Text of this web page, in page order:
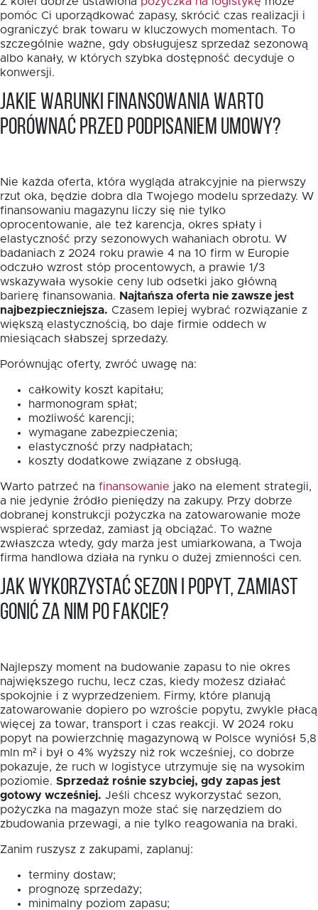
pomóc Ci uporządkować zapasy, skrócić czas realizacji i
ograniczyć brak towaru w kluczowych momentach. To
szczególnie ważne, gdy obsługujesz sprzedaż sezonową
albo kanały, w których szybka dostępność decyduje o
konwersji.
Jakie warunki finansowania warto
porównać przed podpisaniem umowy?
Nie każda oferta, która wygląda atrakcyjnie na pierwszy
rzut oka, będzie dobra dla Twojego modelu sprzedaży. W
finansowaniu magazynu liczy się nie tylko
oprocentowanie, ale też karencja, okres spłaty i
elastyczność przy sezonowych wahaniach obrotu. W
badaniach z 2024 roku prawie 4 na 10 firm w Europie
odczuło wzrost stóp procentowych, a prawie 1/3
wskazywała wysokie ceny lub odsetki jako główną
barierę finansowania. Najtańsza oferta nie zawsze jest
najbezpieczniejsza. Czasem lepiej wybrać rozwiązanie z
większą elastycznością, bo daje firmie oddech w
miesiącach słabszej sprzedaży.
Porównując oferty, zwróć uwagę na:
całkowity koszt kapitału;
harmonogram spłat;
możliwość karencji;
wymagane zabezpieczenia;
elastyczność przy nadpłatach;
koszty dodatkowe związane z obsługą.
Warto patrzeć na finansowanie jako na element strategii,
a nie jedynie źródło pieniędzy na zakupy. Przy dobrze
dobranej konstrukcji pożyczka na zatowarowanie może
wspierać sprzedaż, zamiast ją obciążać. To ważne
zwłaszcza wtedy, gdy marża jest umiarkowana, a Twoja
firma handlowa działa na rynku o dużej zmienności cen.
Jak wykorzystać sezon i popyt, zamiast
gonić za nim po fakcie?
Najlepszy moment na budowanie zapasu to nie okres
największego ruchu, lecz czas, kiedy możesz działać
spokojnie i z wyprzedzeniem. Firmy, które planują
zatowarowanie dopiero po wzroście popytu, zwykle płacą
więcej za towar, transport i czas reakcji. W 2024 roku
popyt na powierzchnię magazynową w Polsce wyniósł 5,8
mln m² i był o 4% wyższy niż rok wcześniej, co dobrze
pokazuje, że ruch w logistyce utrzymuje się na wysokim
poziomie. Sprzedaż rośnie szybciej, gdy zapas jest
gotowy wcześniej. Jeśli chcesz wykorzystać sezon,
pożyczka na magazyn może stać się narzędziem do
zbudowania przewagi, a nie tylko reagowania na braki.
Zanim ruszysz z zakupami, zaplanuj:
terminy dostaw;
prognozę sprzedaży;
minimalny poziom zapasu;